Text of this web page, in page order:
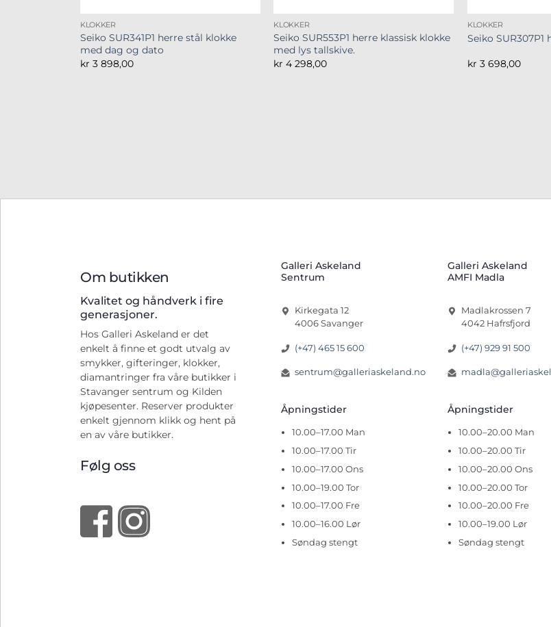
KLOKKER
Seiko SUR341P1 herre stål klokke
med dag og dato
kr 3 898,00
KLOKKER
Seiko SUR553P1 herre klassisk klokke
med lys tallskive.
kr 4 298,00
KLOKKER
Seiko
kr 3 698,00
Om butikken
Kvalitet og håndverk i fire
generasjoner.
Hos Galleri Askeland er det
enkelt å finne et godt utvalg av
smykker, gifteringer, klokker,
diamantringer fra våre butikker i
Stavanger sentrum og Kilden
kjøpesenter. Reserver produkter
enkelt gjennom klikk og hent på
en av våre butikker.
Følg oss
Galleri Askeland
Sentrum
Kirkegata 12
4006 Savanger
(+47) 465 15 600
sentrum@galleriaskeland.no
Åpningstider
10.00–17.00 Man
10.00–17.00 Tir
10.00–17.00 Ons
10.00–19.00 Tor
10.00–17.00 Fre
10.00–16.00 Lør
Søndag stengt
Galleri Askeland
AMFI Madla
Madlakrossen 7
4042 Hafrsfjord
(+47) 929 91 500
Åpningstider
10.00–20.00 Man
10.00–20.00 Tir
10.00–20.00 Ons
10.00–20.00 Tor
10.00–20.00 Fre
10.00–19.00 Lør
Søndag stengt